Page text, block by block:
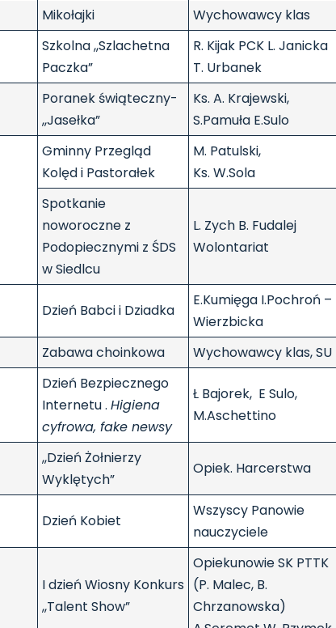
Mikołajki Wychowawcy klas
Szkolna ,,Szlachetna
Paczka”
R. Kijak PCK L. Janicka
T. Urbanek
Poranek świąteczny-
,,Jasełka”
Ks. A. Krajewski,
S.Pamuła E.Sulo
Gminny Przegląd
Kolęd i Pastorałek
M. Patulski,
Ks. W.Sola
Spotkanie
noworoczne z
Podopiecznymi z ŚDS
w Siedlcu
L. Zych B. Fudalej
Wolontariat
Dzień Babci i Dziadka
E.Kumięga I.Pochroń –
Wierzbicka
Zabawa choinkowa Wychowawcy klas, SU
Dzień Bezpiecznego
Internetu . Higiena
cyfrowa, fake newsy
Ł Bajorek, E Sulo,
M.Aschettino
,,Dzień Żołnierzy
Wyklętych”
Opiek. Harcerstwa
Dzień Kobiet
Wszyscy Panowie
nauczyciele
I dzień Wiosny Konkurs
,,Talent Show”
Opiekunowie SK PTTK
(P. Malec, B.
Chrzanowska)